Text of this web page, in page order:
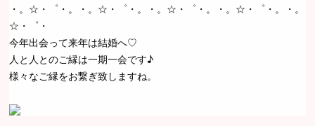
・。☆・゜・。・。☆・゜・。・。☆・゜・。・。☆・゜・。・。
☆・゜・
今年出会って来年は結婚へ♡
人と人とのご縁は一期一会です♪
様々なご縁をお繋ぎ致しますね。